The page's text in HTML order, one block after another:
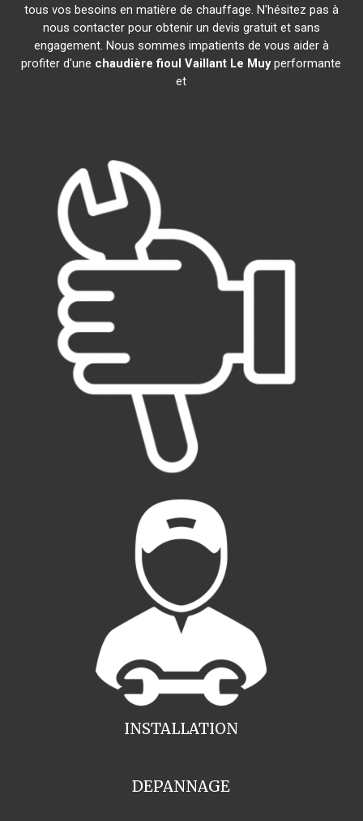
tous vos besoins en matière de chauffage. N'hésitez pas à
nous contacter pour obtenir un devis gratuit et sans
engagement. Nous sommes impatients de vous aider à
profiter d'une chaudière fioul Vaillant Le Muyperformante
et
INSTALLATION
DEPANNAGE